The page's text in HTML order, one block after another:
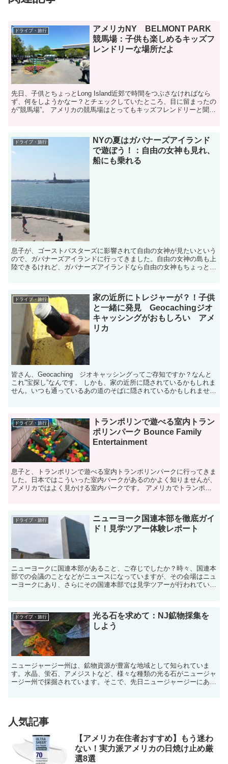
ドライブ・旅行
アメリカNY BELMONT PARK
競馬場：子供も楽しめるキッズフ
レンドリーな場所だよ
先日、子供とちょっとLong Island近郊で時間をつぶさなければなら
ず、何をしようかなー？とチェックしていたところ、目に留まったの
が”競馬場”。 アメリカの競馬場はとってもキッズフレンドリーと聞い
ドライブ・旅行
NYの夏はガバナーズアイランド
で遊ぼう！：自由の女神も見れ、
船にも乗れる
息子が、ゴーストバスターズに影響されて自由の女神が見たいという
ので、ガバナーズアイランドに行ってきました。自由の女神の島も上
陸できるけれど、ガバナーズアイランドなら自由の女神もちょっと遠
ドライブ・旅行
家の近所にトレジャーが？！子供
と一緒に発見 Geocachingジオ
キャッシングがおもしろい アメ
リカ
皆さん、Geocaching ジオキャッシングってご存知ですか？なんと
これ”宝探し”なんです。 しかも、家の近所に隠されているかもしれま
せん。いつも通っているあの道のそばに隠されているかもしれませ
ドライブ・旅行
トランポリンで遊べる室内トラン
ポリンパーク Bounce Family
Entertainment
息子と、トランポリンで遊べる室内トランポリンパークに行ってきま
した。日本ではこういった室内パークがあるのかよく知りませんが、
アメリカではよく見かける室内パークです。 アメリカでトランポリ
ドライブ・旅行
ニューヨーク国連本部を徹底ガイ
ド！見学ツアー体験レポート
ニューヨークに国連本部があること、ご存じでしたか？時々、国連本
部での会議のことなどがニュースになっていますが、その会場はニュ
ーヨークにあり、さらにその国連本部では見学ツアーが行われていま
ドライブ・旅行
光る石を求めて：NJ鉱物採集を
しよう
ニュージャージー州は、鉱物資源が豊富な地域として知られていま
す。水晶、蛍石、アメジストなど、様々な種類の光る石がニュージャ
ージー州で採掘されています。そこで、先日ニュージャージーにある
人気記事
【アメリカ在住者おすすめ】もう迷わ
ない！実力派アメリカの日焼け止め厳
選8選